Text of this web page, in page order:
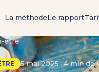
La méthodeLe rapport
être
5 mai 2025 · 4 min de